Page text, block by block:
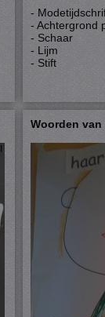
-
- Achtergrond
- Schaar
- Lijm
- Stift
Woorden